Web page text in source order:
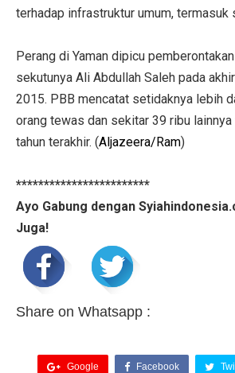
terhadap infrastruktur umum, termasuk
Perang di Yaman dipicu
sekutunya Ali Abdullah Saleh pada
2015. PBB mencatat setidaknya lebih
orang tewas dan sekitar 39 ribu
tahun terakhir. (Aljazeera/Ram)
************************
Ayo Gabung dengan
Juga!
Share on Whatsapp :
Google Facebook